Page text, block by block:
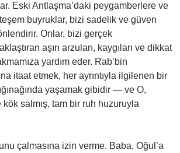
Eski Antlaşma’daki peygamberlere ve
buyruklar, bizi sadelik ve güven
Onlar, bizi gerçek
aşırı arzuları, kaygıları ve dikkat
yardım eder. Rab’bin
itaat etmek, her ayrıntıyla ilgilenen bir
yaşamak gibidir — ve O,
salmış, tam bir ruh huzuruyla
çalmasına izin verme. Baba, Oğul’a